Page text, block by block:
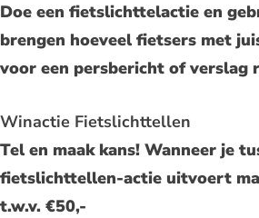
Doe een fietslichttelactie en
brengen hoeveel fietsers met
voor een persbericht of verslag
Winactie Fietslichttellen
Tel en maak kans! Wanneer je
fietslichttellen-actie uitvoert
t.w.v. €50,-